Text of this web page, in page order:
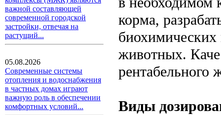
важной составляющей
современной городской
застройки, отвечая на
растущий...
05.08.2026
Современные системы
отопления и водоснабжения
в частных домах играют
важную роль в обеспечении
комфортных условий...
корма,
животных.
рентабельного
Виды